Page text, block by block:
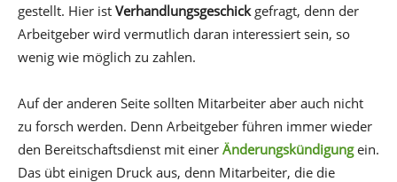
gestellt. Hier ist Verhandlungsgeschickgefragt, denn der
Arbeitgeber wird vermutlich daran interessiert sein, so
wenig wie möglich zu zahlen.
Auf der anderen Seite sollten Mitarbeiter aber auch nicht
zu forsch werden. Denn Arbeitgeber führen immer wieder
den Bereitschaftsdienst mit einer Änderungskündigungein.
Das übt einigen Druck aus, denn Mitarbeiter, die die